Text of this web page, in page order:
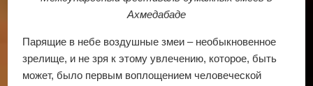
Ахмедабаде
Парящие в небе воздушные змеи – необыкновенное
зрелище, и не зря к этому увлечению, которое, быть
может, было первым воплощением человеческой